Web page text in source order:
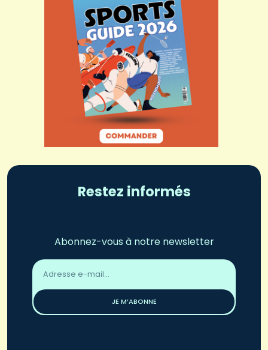
Restez informés
Abonnez-vous à notre newsletter
Adresse
email
JE M’ABONNE